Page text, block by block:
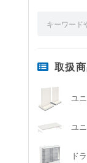
取扱
ユ
ユ
ド